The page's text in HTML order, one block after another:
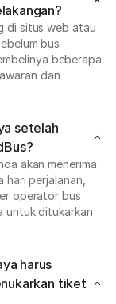
di situs web atau
bus
beberapa
dan
setelah
akan menerima
perjalanan,
operator bus
untuk ditukarkan
harus
tiket